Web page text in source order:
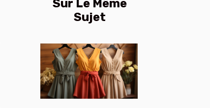
Sur Le Même
Sujet